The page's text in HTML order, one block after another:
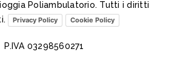
Poliambulatorio. Tutti i diritti
Privacy Policy Cookie Policy
P.IVA 03298560271